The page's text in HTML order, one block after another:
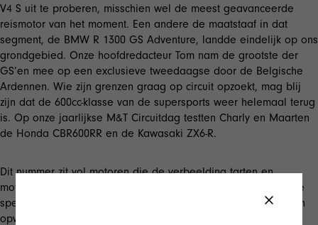
V4 S uit te proberen, misschien wel de meest geavanceerde
reismotor van het moment. Een andere de maatstaaf in dat
segment, de BMW R 1300 GS Adventure, landde eindelijk op ons
grondgebied. Onze hoofdredacteur Tom nam de grootste der
GS’en mee op een exclusieve tweedaagse door de Belgische
Ardennen. Wie zijn grenzen graag op circuit opzoekt, mag blij
zijn dat de 600cc-klasse van de supersports weer helemaal terug
is. Op onze jaarlijkse M&T Circuitdag testten Charly en Maarten
de Honda CBR600RR en de Kawasaki ZX6-R.
Dit nummer zit vol motoren die de verbeelding tarten en
motorrijden veiliger en makkelijker maken.Een technologie die
specifiek daarvoor ontwikkeld werd, en bij alle fabrikanten zijn
opwachting lijkt te maken, is de automatische versnellingsbak.